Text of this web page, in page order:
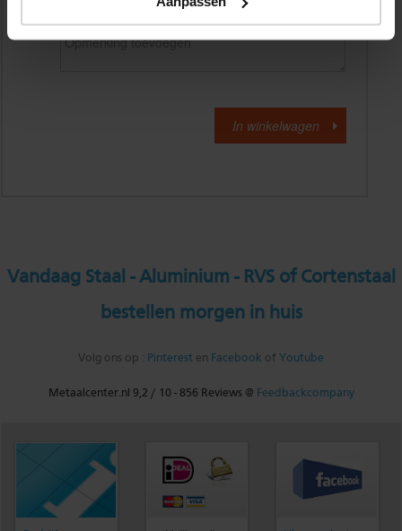
Vandaag Staal - Aluminium - RVS of Cortenstaal
bestellen morgen in huis
Volg ons op : Pinterest en Facebook of Youtube
Metaalcenter.nl 9,2 / 10 -856 Reviews @ Feedbackcompany